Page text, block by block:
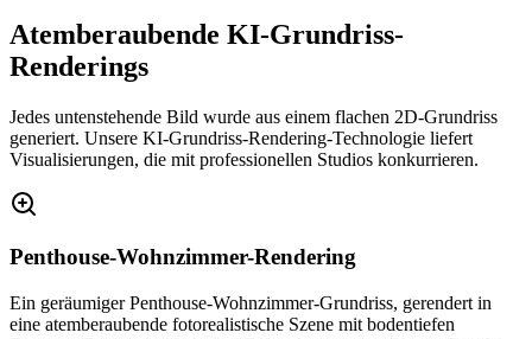
Atemberaubende KI-Grundriss-
Renderings
Jedes untenstehende Bild wurde aus einem flachen 2D-Grundriss
generiert. Unsere KI-Grundriss-Rendering-Technologie liefert
Visualisierungen, die mit professionellen Studios konkurrieren.
Penthouse-Wohnzimmer-Rendering
Ein geräumiger Penthouse-Wohnzimmer-Grundriss, gerendert in
eine atemberaubende fotorealistische Szene mit bodentiefen